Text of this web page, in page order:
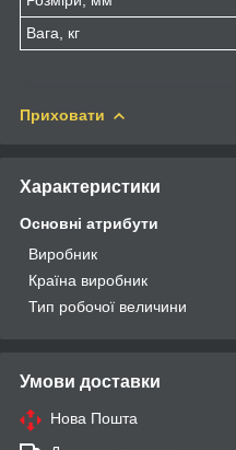
Вага, кг
Приховати
Характеристики
Основні атрибути
Виробник
Країна виробник
Тип робочої величини
Умови доставки
Нова Пошта